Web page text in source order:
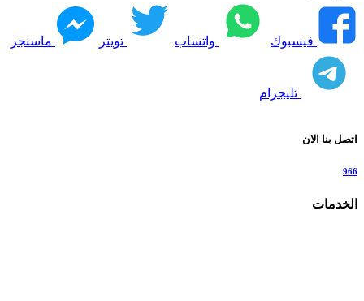
فيسبوك واتساب تويتر ماسنجر
تليجرام
اتصل بنا الان
966
الخدمات